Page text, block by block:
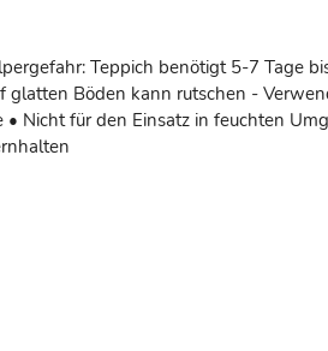
Teppich benötigt 5-7 Tage
glatten Böden kann rutschen -
Nicht für den Einsatz in feuchten